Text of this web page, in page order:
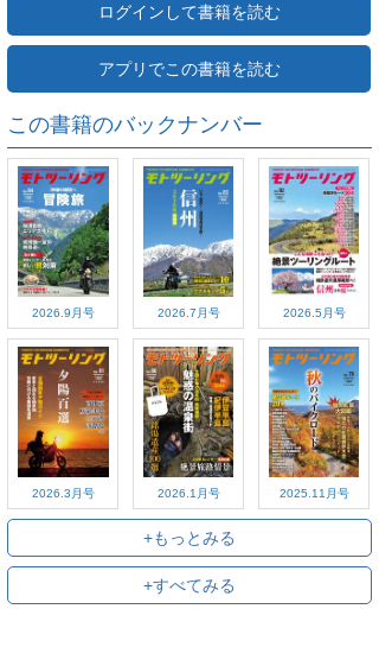
ログインして書籍を読む
アプリでこの書籍を読む
この書籍のバックナンバー
2026.9月号 2026.7月号 2026.5月号
2026.3月号 2026.1月号 2025.11月号
+もっとみる
+すべてみる